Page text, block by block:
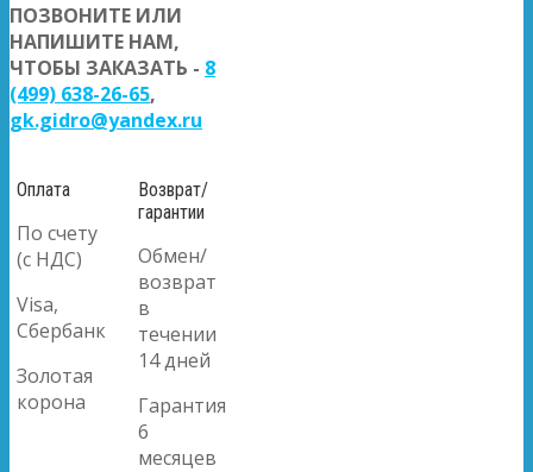
ПОЗВОНИТЕ ИЛИ
НАПИШИТЕ НАМ,
ЧТОБЫ ЗАКАЗАТЬ - 8
(499) 638-26-65,
gk.gidro@yandex.ru
Оплата
По счету
(с НДС)
Visa,
Сбербанк
Золотая
корона
Возврат/
гарантии
Обмен/
возврат
в
течении
14 дней
Гарантия
6
месяцев